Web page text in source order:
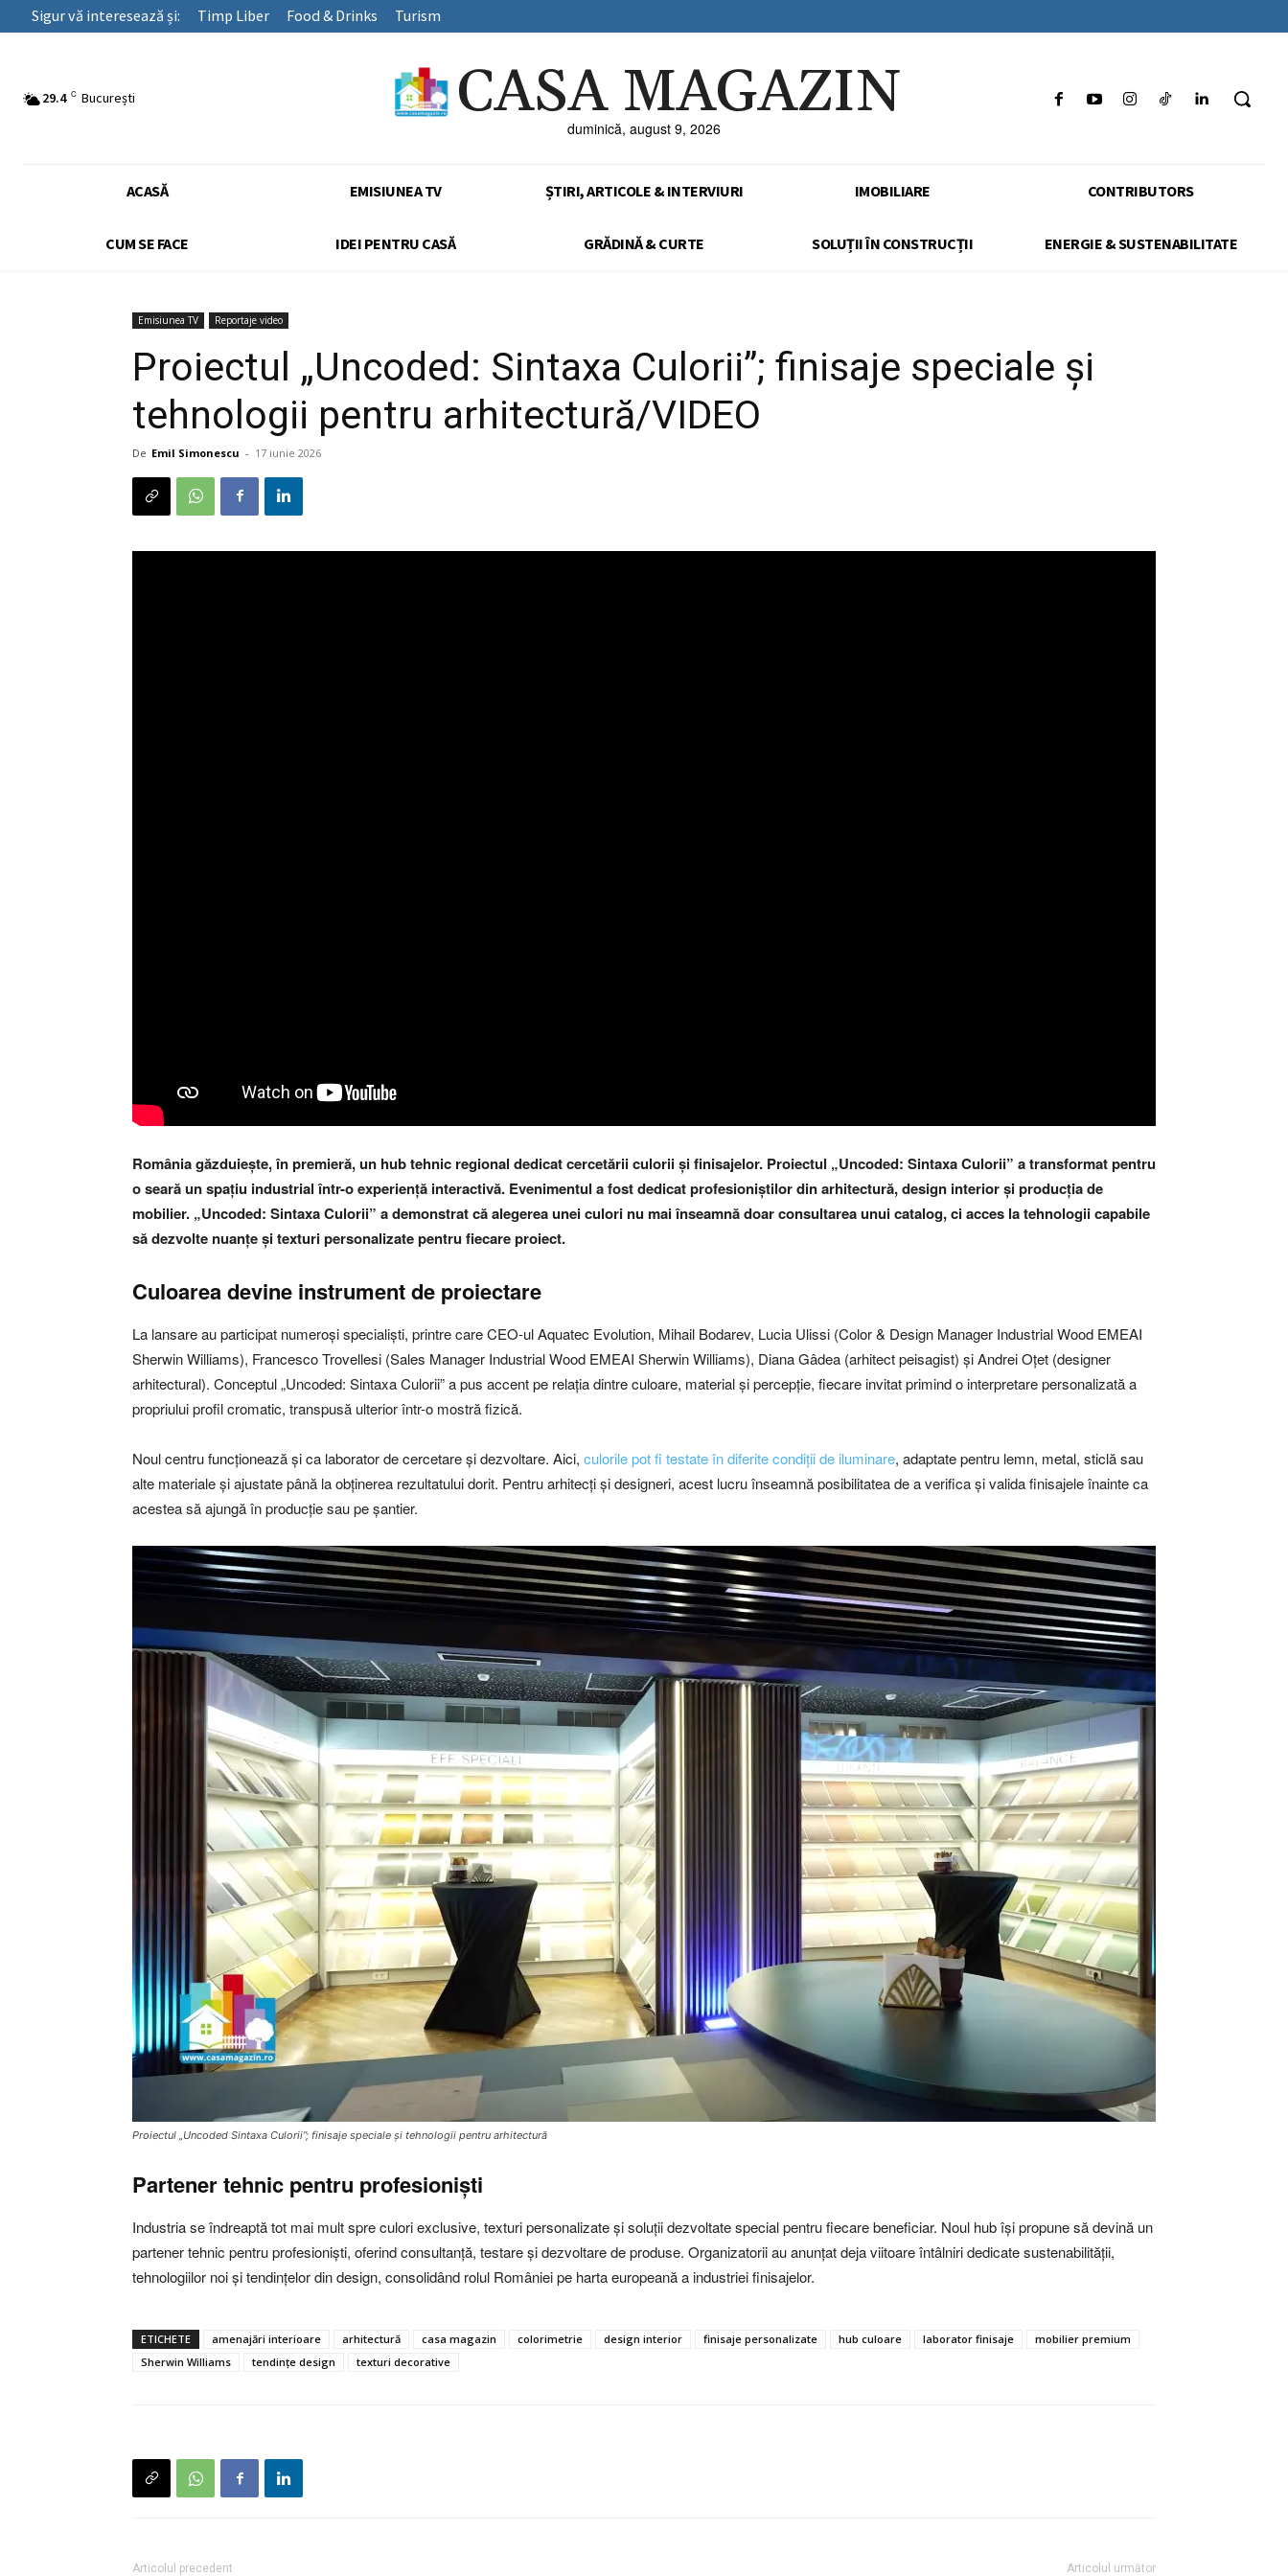
Sigur vă interesează și: Timp Liber Food & Drinks Turism
29.4 C București CASA MAGAZIN
duminică, august 9, 2026
ACASĂ EMISIUNEA TV ȘTIRI, ARTICOLE & INTERVIURI IMOBILIARE CONTRIBUTORS
CUM SE FACE IDEI PENTRU CASĂ GRĂDINĂ & CURTE SOLUȚII ÎN CONSTRUCȚII ENERGIE & SUSTENABILITATE
Emisiunea TV Reportaje video
Proiectul „Uncoded: Sintaxa Culorii”; finisaje speciale și
tehnologii pentru arhitectură/VIDEO
De Emil Simonescu - 17 iunie 2026
România găzduiește, în premieră, un hub tehnic regional dedicat cercetării culorii și finisajelor. Proiectul „Uncoded: Sintaxa Culorii” a transformat pentru
o seară un spațiu industrial într-o experiență interactivă. Evenimentul a fost dedicat profesioniștilor din arhitectură, design interior și producția de
mobilier. „Uncoded: Sintaxa Culorii” a demonstrat că alegerea unei culori nu mai înseamnă doar consultarea unui catalog, ci acces la tehnologii capabile
să dezvolte nuanțe și texturi personalizate pentru fiecare proiect.
Culoarea devine instrument de proiectare
La lansare au participat numeroși specialiști, printre care CEO-ul Aquatec Evolution, Mihail Bodarev, Lucia Ulissi (Color & Design Manager Industrial Wood EMEAI
Sherwin Williams), Francesco Trovellesi (Sales Manager Industrial Wood EMEAI Sherwin Williams), Diana Gâdea (arhitect peisagist) și Andrei Oțet (designer
arhitectural). Conceptul „Uncoded: Sintaxa Culorii” a pus accent pe relația dintre culoare, material și percepție, fiecare invitat primind o interpretare personalizată a
propriului profil cromatic, transpusă ulterior într-o mostră fizică.
Noul centru funcționează și ca laborator de cercetare și dezvoltare. Aici, culorile pot fi testate în diferite condiții de iluminare, adaptate pentru lemn, metal, sticlă sau
alte materiale și ajustate până la obținerea rezultatului dorit. Pentru arhitecți și designeri, acest lucru înseamnă posibilitatea de a verifica și valida finisajele înainte ca
acestea să ajungă în producție sau pe șantier.
Proiectul „Uncoded Sintaxa Culorii”; finisaje speciale și tehnologii pentru arhitectură
Partener tehnic pentru profesioniști
Industria se îndreaptă tot mai mult spre culori exclusive, texturi personalizate și soluții dezvoltate special pentru fiecare beneficiar. Noul hub își propune să devină un
partener tehnic pentru profesioniști, oferind consultanță, testare și dezvoltare de produse. Organizatorii au anunțat deja viitoare întâlniri dedicate sustenabilității,
tehnologiilor noi și tendințelor din design, consolidând rolul României pe harta europeană a industriei finisajelor.
ETICHETE amenajări interioare arhitectură casa magazin colorimetrie design interior finisaje personalizate hub culoare laborator finisaje
mobilier premium
Sherwin Williams
tendințe design texturi decorative
Articolul precedent Articolul următor